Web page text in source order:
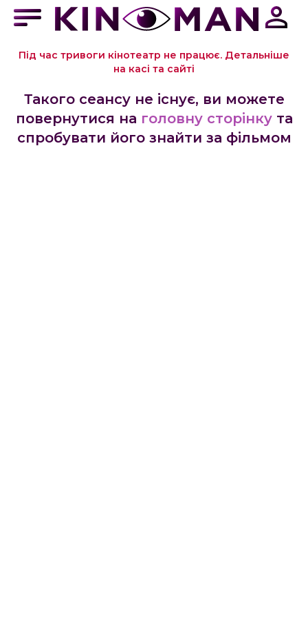
Під час тривоги кінотеатр не працює. Детальніше
на касі та сайті
Такого сеансу не існує, ви можете
повернутися на головну сторінку та
спробувати його знайти за фільмом